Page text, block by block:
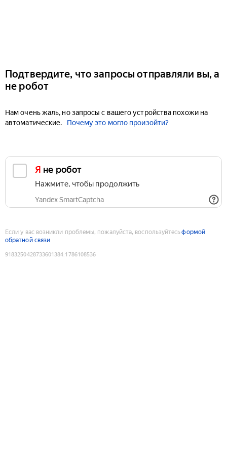
Подтвердите, что запросы отправляли вы, а
не робот
Нам очень жаль, но запросы с вашего устройства похожи на
автоматические.
Почему это могло произойти?
Я не робот
Нажмите, чтобы продолжить
Yandex SmartCaptcha
Если у вас возникли проблемы, пожалуйста, воспользуйтесьформой
обратной связи
9183250428733601384:1786108536